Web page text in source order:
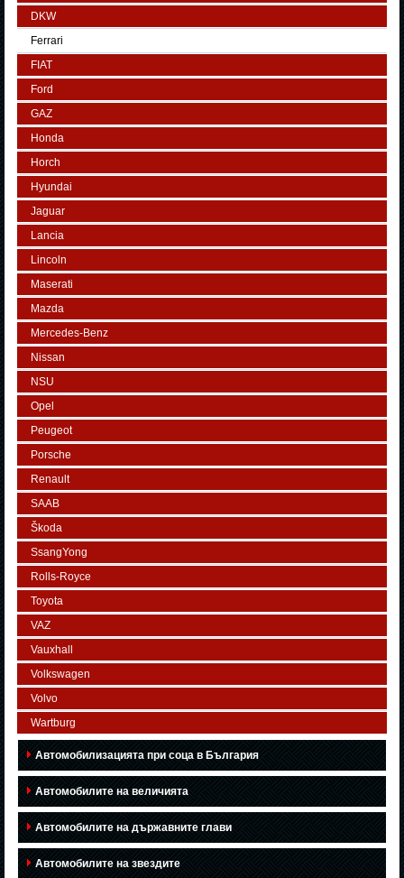
DKW
Ferrari
FIAT
Ford
GAZ
Honda
Horch
Hyundai
Jaguar
Lancia
Lincoln
Maserati
Mazda
Mercedes-Benz
Nissan
NSU
Opel
Peugeot
Porsche
Renault
SAAB
Škoda
SsangYong
Rolls-Royce
Toyota
VAZ
Vauxhall
Volkswagen
Volvo
Wartburg
Автомобилизацията при соца в България
Автомобилите на величията
Автомобилите на държавните глави
Автомобилите на звездите